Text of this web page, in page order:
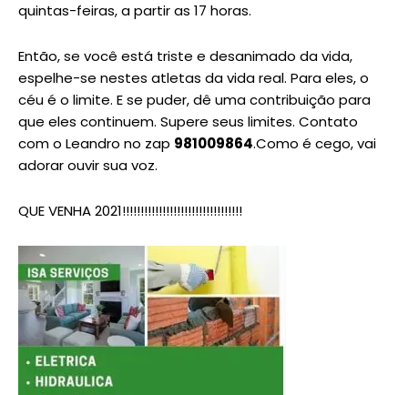
quintas-feiras, a partir as 17 horas.
Então, se você está triste e desanimado da vida,
espelhe-se nestes atletas da vida real. Para eles, o
céu é o limite. E se puder, dê uma contribuição para
que eles continuem. Supere seus limites. Contato
com o Leandro no zap 981009864.Como é cego, vai
adorar ouvir sua voz.
QUE VENHA 2021!!!!!!!!!!!!!!!!!!!!!!!!!!!!!!!!!